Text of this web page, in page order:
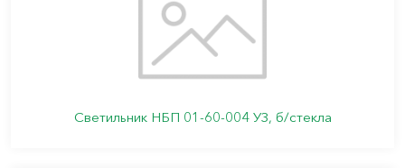
Светильник НБП 01-60-004 УЗ, б/стекла